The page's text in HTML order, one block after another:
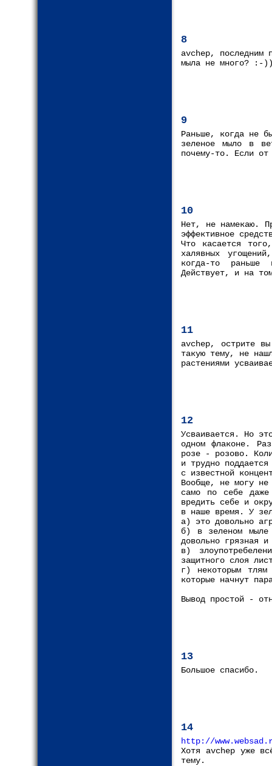
8
avchep, последним
мыла не много? :-
9
Раньше, когда не
зеленое мыло в
почему-то. Если
10
Нет, не намекаю.
эффективное
Что касается
халявных
когда-то раньше
Действует, и на
11
avchep, острите
такую тему, не
растениями
12
Усваивается. Но
одном флаконе.
розе - розово.
и трудно
с известной
Вообще, не могу
само по себе даже
вредить себе и
в наше время. У
а) это довольно
б) в зеленом мыле
довольно грязная
в)
защитного слоя
г) некоторым
которые начнут
Вывод простой -
13
Большое спасибо.
14
http://
Хотя avchep уже
тему.